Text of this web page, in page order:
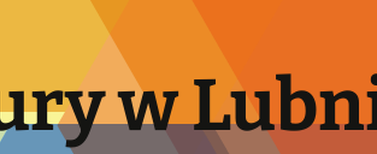
w